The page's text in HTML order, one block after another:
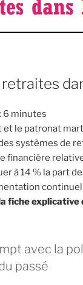
6 minutes
et le patronat
systèmes de
financière
à 14 % la part
fiche explicative
avec la
passé